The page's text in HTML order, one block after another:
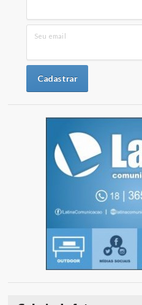
Seu email